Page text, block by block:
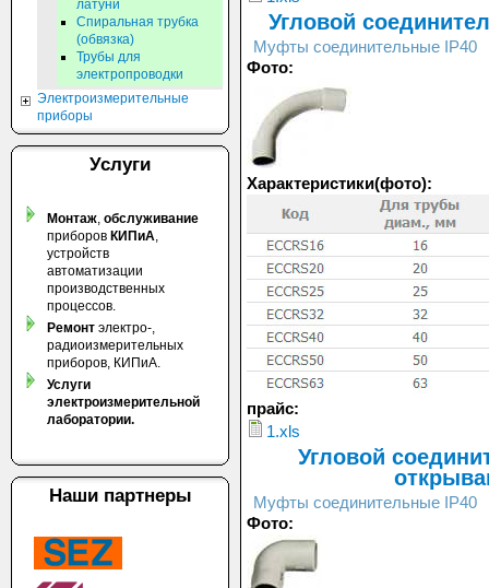
Угловой
Муфты соединительные IP40
Фото:
Характеристики(фото):
прайс:
1.xls
Угловой
Муфты соединительные IP40
Фото:
латуни
Спиральная трубка
(обвязка)
Трубы для
электропроводки
Электроизмерительные
приборы
Услуги
Монтаж, обслуживание
приборов КИПиА,
устройств
автоматизации
производственных
процессов.
Ремонт электро-,
радиоизмерительных
приборов, КИПиА.
Услуги
электроизмерительной
лаборатории.
Наши партнеры